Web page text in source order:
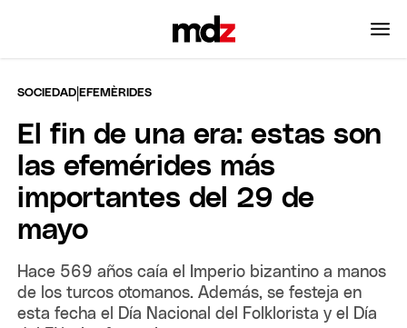
SOCIEDAD |EFEMÈRIDES
El fin de una era: estas son
las efemérides más
importantes del 29 de
mayo
Hace 569 años caía el Imperio bizantino a manos
de los turcos otomanos. Además, se festeja en
esta fecha el Día Nacional del Folklorista y el Día